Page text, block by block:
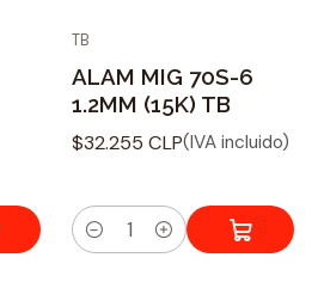
n
t
i
d
d
TB
ALAM MIG 70S-6
1.2MM (15K) TB
$32.255 CLP(IVA incluido)
C